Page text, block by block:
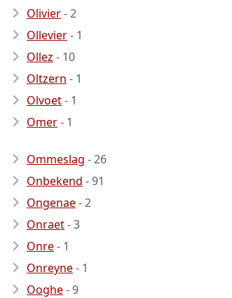
Olivier- 2
Ollevier- 1
Ollez - 10
Oltzern - 1
Olvoet- 1
Omer- 1
Ommeslag - 26
Onbekend - 91
Ongenae- 2
Onraet- 3
Onre- 1
Onreyne- 1
Ooghe- 9